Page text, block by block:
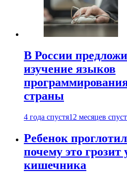
В России
изучение языков
страны
4 года спустя12 месяцев
Ребенок
почему это грозит
кишечника